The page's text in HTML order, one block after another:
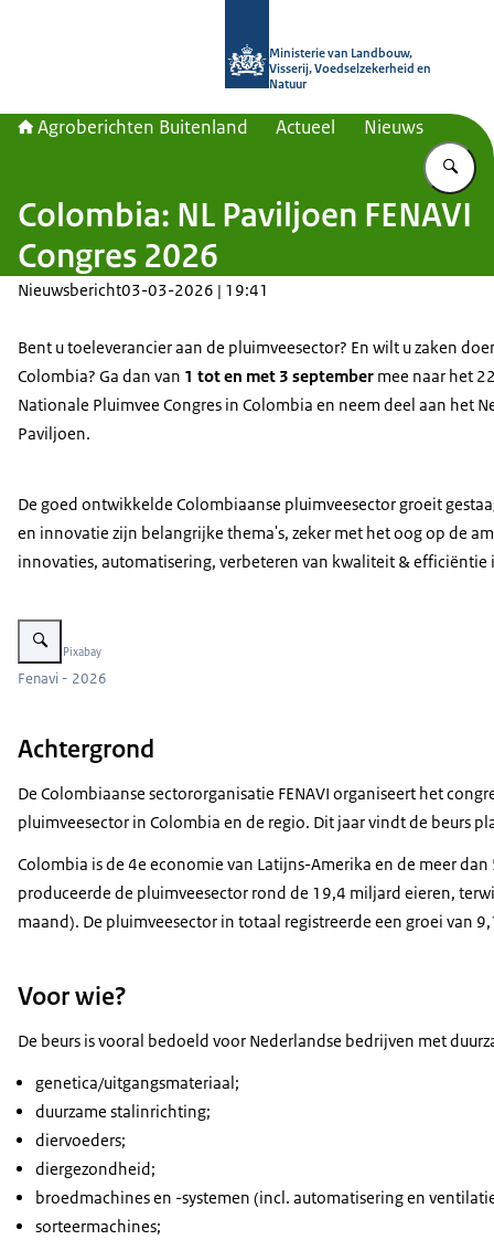
Ministerie van Landbouw,
Visserij, Voedselzekerheid en
Natuur
Agroberichten Buitenland Actueel Nieuws
Colombia: NL Paviljoen FENAVI
Congres 2026
Nieuwsbericht03-03-2026 | 19:41
Bent u toeleverancier aan de pluimveesector? En wilt u zaken
Colombia? Ga dan van 1 tot en met 3 september mee naar het
Nationale Pluimvee Congres in Colombia en neem deel aan het
Paviljoen.
De goed ontwikkelde Colombiaanse pluimveesector groeit
en innovatie zijn belangrijke thema's, zeker met het oog op de
innovaties, automatisering, verbeteren van kwaliteit &
Vergroot afbeelding chickens
Beeld: © Pixabay
Fenavi - 2026
Achtergrond
De Colombiaanse sectororganisatie FENAVI organiseert het
pluimveesector in Colombia en de regio. Dit jaar vindt de beurs
Colombia is de 4e economie van Latijns-Amerika en de meer
produceerde de pluimveesector rond de 19,4 miljard eieren,
maand). De pluimveesector in totaal registreerde een groei van
Voor wie?
De beurs is vooral bedoeld voor Nederlandse bedrijven met
genetica/uitgangsmateriaal;
duurzame stalinrichting;
diervoeders;
diergezondheid;
broedmachines en -systemen (incl. automatisering en
sorteermachines;